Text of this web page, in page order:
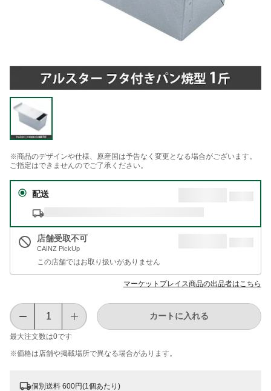
※商品のデザインや仕様、原産国は予告なく変更となる場合がございます。
ご指定はできませんのでご了承ください。
配送
店舗受取不可
CAINZ PickUp
この店舗ではお取り扱いがありません
マーケットプレイス商品の出品者はこちら
最大注文数は0です
カートに入れる
※価格は​店舗や​掲載場所で​異なる​場合が​あります。
個別送料 600円(1個あたり)